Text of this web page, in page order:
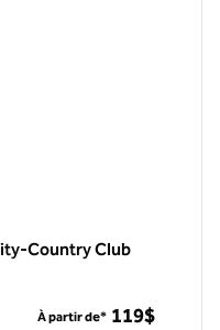
Country Club
À partir de* 119$